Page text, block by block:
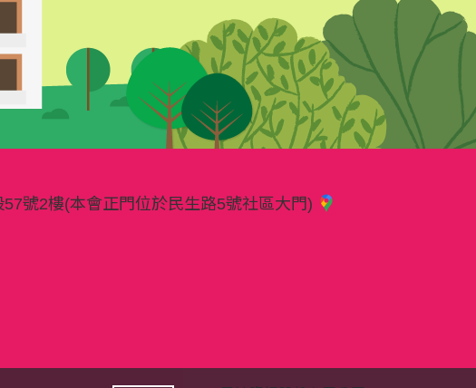
號2樓(本會正門位於民生路5號社區大門)